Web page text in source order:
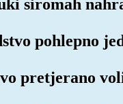
siromah
pohlepno
pretjerano